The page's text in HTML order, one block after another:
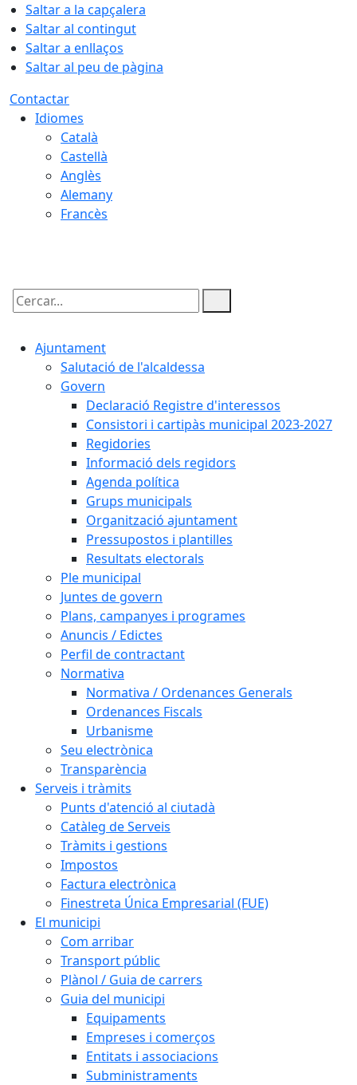
Saltar a la capçalera
Saltar al contingut
Saltar a enllaços
Saltar al peu de pàgina
Contactar
Idiomes
Català
Castellà
Anglès
Alemany
Francès
Cercar:
Ajuntament
Salutació de l'alcaldessa
Govern
Declaració Registre d'interessos
Consistori i cartipàs municipal 2023-2027
Regidories
Informació dels regidors
Agenda política
Grups municipals
Organització ajuntament
Pressupostos i plantilles
Resultats electorals
Ple municipal
Juntes de govern
Plans, campanyes i programes
Anuncis / Edictes
Perfil de contractant
Normativa
Normativa / Ordenances Generals
Ordenances Fiscals
Urbanisme
Seu electrònica
Transparència
Serveis i tràmits
Punts d'atenció al ciutadà
Catàleg de Serveis
Tràmits i gestions
Impostos
Factura electrònica
Finestreta Única Empresarial (FUE)
El municipi
Com arribar
Transport públic
Plànol / Guia de carrers
Guia del municipi
Equipaments
Empreses i comerços
Entitats i associacions
Subministraments